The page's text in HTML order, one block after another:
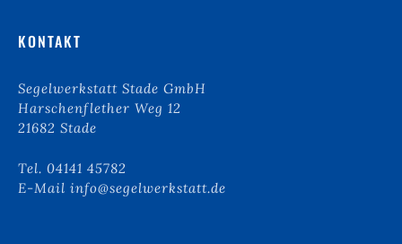
x
*
KONTAKT
Segelwerkstatt Stade GmbH
Harschenflether Weg 12
21682 Stade
Tel. 04141 45782
E-Mail info@segelwerkstatt.de